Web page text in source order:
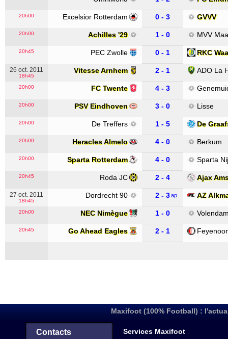
20h00 Excelsior Rotterdam 0 - 3 GVVV
20h00 Achilles '29 1 - 0 MVV
20h45 PEC Zwolle 0 - 1 RKC
26 oct. 2011
18h45
Vitesse Arnhem 2 - 1 ADO La
20h00 FC Twente 4 - 3
20h00 PSV Eindhoven 3 - 0 Lisse
20h00 De Treffers 1 - 5 De
20h00 Heracles Almelo 4 - 0 Berkum
20h00 Sparta Rotterdam 4 - 0 Sparta
20h45 Roda JC 2 - 4 Ajax
27 oct. 2011
18h45
Dordrecht 90 2 - 3 ap AZ
20h00 NEC Nimègue 1 - 0
20h45 Go Ahead Eagles 2 - 1
Maxifoot (100% Football) :
Contacts Services Maxifoot